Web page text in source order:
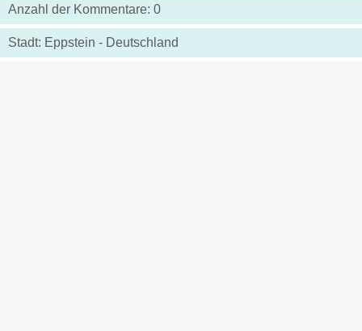
Anzahl der Kommentare: 0
Stadt: Eppstein - Deutschland